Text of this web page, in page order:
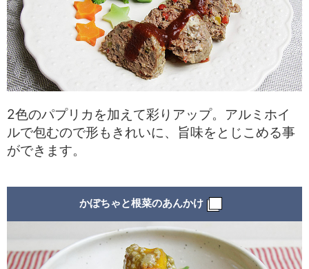
2色のパプリカを加えて彩りアップ。アルミホイ
ルで包むので形もきれいに、旨味をとじこめる事
ができます。
かぼちゃと根菜のあんかけ